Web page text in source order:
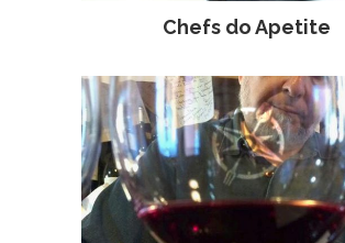
Chefs do Apetite